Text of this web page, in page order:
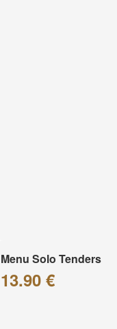
Menu Solo Tenders
13.90 €